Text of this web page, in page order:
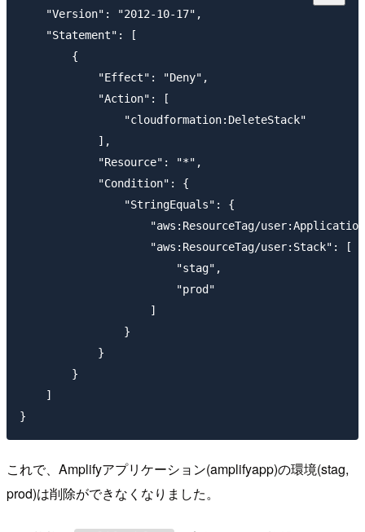
    "Version": "2012-10-17",
    "Statement": [
        {
            "Effect": "Deny",
            "Action": [
                "cloudformation:DeleteStack"
            ],
            "Resource": "*",
            "Condition": {
                "StringEquals": {
"aws:ResourceTag/
                    "aws:ResourceTag/user:Stack": [
                        "stag",
                        "prod"
                    ]
                }
            }
        }
    ]
これで、Amplifyアプリケーション(amplifyapp)の環境(stag,
prod)は削除ができなくなりました。